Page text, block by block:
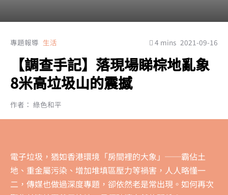
專題報導 生活 4 mins 2021-09-16
【調查手記】落現場睇棕地亂象
8米高垃圾山的震撼
作者： 綠色和平
電子垃圾，猶如香港環境「房間裡的大象」──霸佔土
地、重金屬污染、增加堆填區壓力等禍害，人人略懂一
二，傳媒也做過深度專題，卻依然老是常出現。如何再次